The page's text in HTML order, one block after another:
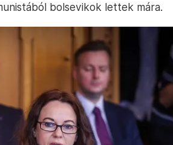
bolsevikok lettek mára.